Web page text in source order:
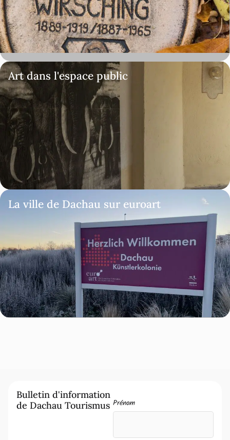
Art dans l'espace public
La ville de Dachau sur euroart
Bulletin d'information
de Dachau Tourismus Prénom